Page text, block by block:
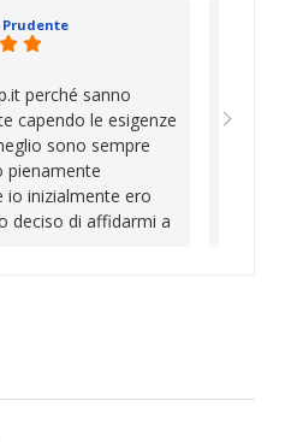
perché sanno
capendo le esigenze
sono sempre
pienamente
io inizialmente ero
deciso di affidarmi a
cambio